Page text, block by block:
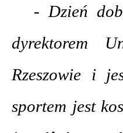
- Dzień
dyrektorem
Rzeszowie i
sportem jest